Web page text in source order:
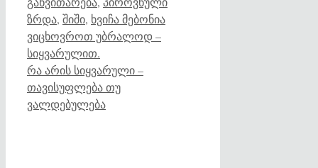
ზრდა, შიში, ხვიჩა მებონია
ვიცხოვროთ უბრალოდ –
სიყვარულით.
რა არის სიყვარული –
თავისუფლება თუ
ვალდებულება